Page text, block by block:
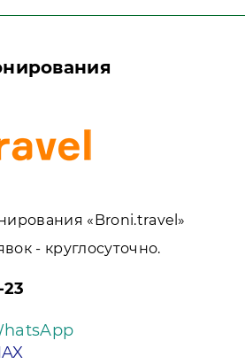
«Broni.travel»
- круглосуточно.
23